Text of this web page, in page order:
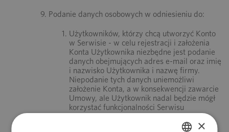
Podanie danych osobowych w odniesieniu do:
Użytkowników, którzy chcą utworzyć Konto
w Serwisie - w celu rejestracji i założenia
Konta Użytkownika niezbędne jest podanie
danych obejmujących adres e-mail oraz imię
i nazwisko Użytkownika i nazwę firmy.
Niepodanie tych danych uniemożliwi
założenie Konta, a w konsekwencji zawarcie
Umowy, ale Użytkownik nadal będzie mógł
korzystać funkcjonalności Serwisu
dostępnych bez konieczności rejestracji
×